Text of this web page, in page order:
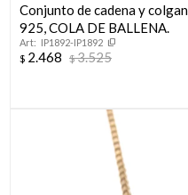
Conjunto de cadena y
925, COLA DE BALLENA.
IP1892-IP1892
$ 2.468 $3.525